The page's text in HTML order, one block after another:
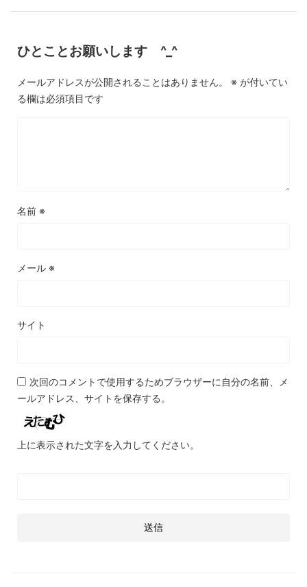
ひとことお願いします ^_^
メールアドレスが公開されることはありません。 ※ が付いてい
る欄は必須項目です
名前 ※
メール ※
サイト
次回のコメントで使用するためブラウザーに自分の名前、メ
ールアドレス、サイトを保存する。
上に表示された文字を入力してください。